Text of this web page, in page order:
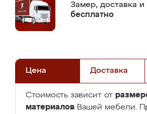
Замер, доставка
бесплатно
Цена Доставка
Стоимость зависит от
материалов Вашей мебели.